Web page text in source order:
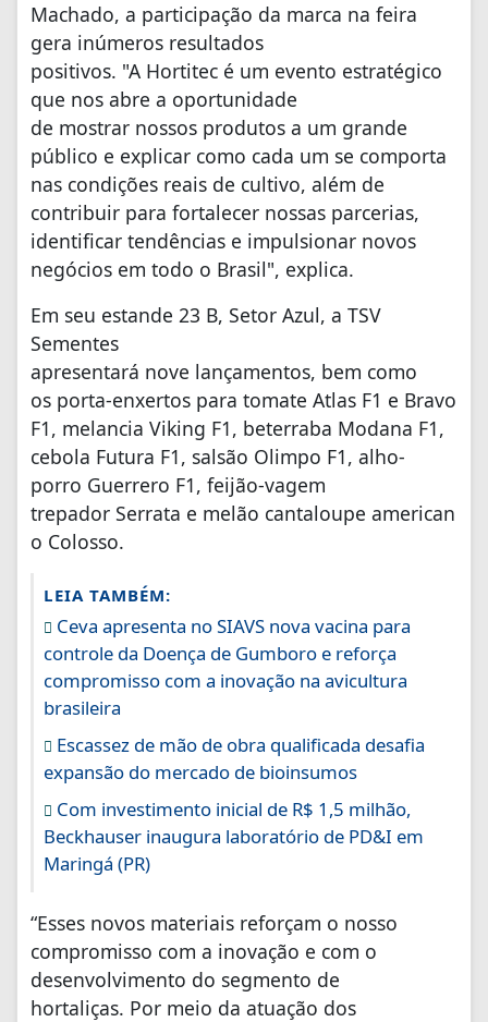
Machado, a participação da marca na feira
gera inúmeros resultados
positivos. "A Hortitec é um evento estratégico
que nos abre a oportunidade
de mostrar nossos produtos a um grande
público e explicar como cada um se comporta
nas condições reais de cultivo, além de
contribuir para fortalecer nossas parcerias,
identificar tendências e impulsionar novos
negócios em todo o Brasil", explica.
Em seu estande 23 B, Setor Azul, a TSV
Sementes
apresentará nove lançamentos, bem como
os porta-enxertos para tomate Atlas F1 e Bravo
F1, melancia Viking F1, beterraba Modana F1,
cebola Futura F1, salsão Olimpo F1, alho-
porro Guerrero F1, feijão-vagem
trepador Serrata e melão cantaloupe american
o Colosso.
LEIA TAMBÉM:
Ceva apresenta no SIAVS nova vacina para
controle da Doença de Gumboro e reforça
compromisso com a inovação na avicultura
brasileira
Escassez de mão de obra qualificada desafia
expansão do mercado de bioinsumos
Com investimento inicial de R$ 1,5 milhão,
Beckhauser inaugura laboratório de PD&I em
Maringá (PR)
“Esses novos materiais reforçam o nosso
compromisso com a inovação e com o
desenvolvimento do segmento de
hortaliças. Por meio da atuação dos